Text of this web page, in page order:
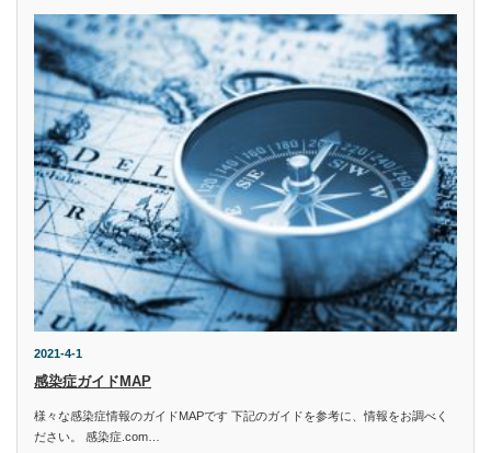
2021-4-1
感染症ガイドMAP
様々な感染症情報のガイドMAPです 下記のガイドを参考に、情報をお調べく
ださい。 感染症.com…